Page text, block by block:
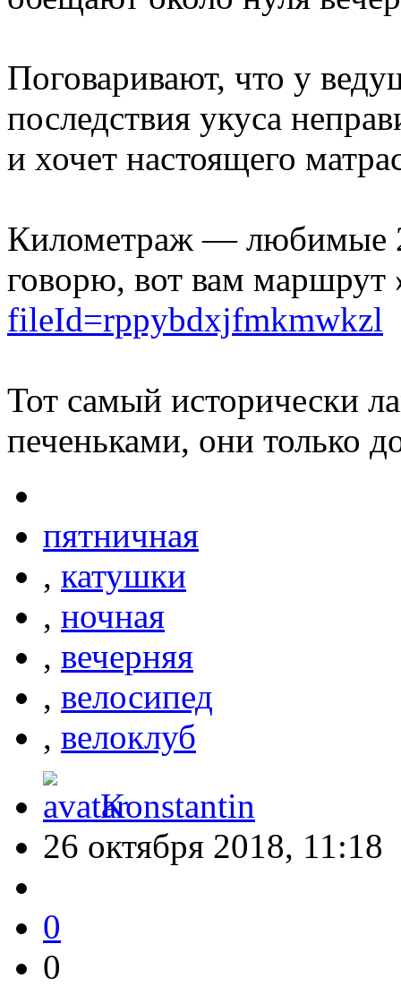
Поговаривают, что у
последствия укуса
и хочет настоящего
Километраж — любимые
говорю, вот вам
fileId=rppybdxjfmkmwkzl
Тот самый исторически
печеньками, они только
пятничная
, катушки
, ночная
, вечерняя
, велосипед
, велоклуб
Konstantin
26 октября 2018, 11:18
0
0